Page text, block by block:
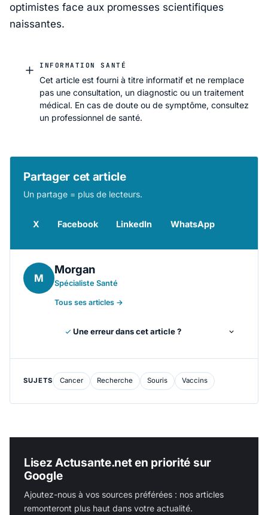
optimistes face aux promesses scientifiques
naissantes.
INFORMATION SANTÉ
Cet article est fourni à titre informatif et ne remplace
pas une consultation, un diagnostic ou un traitement
médical. En cas de doute ou de symptôme, consultez
un professionnel de santé.
Partager cet article
Un partage = plus de lecteurs.
X Facebook LinkedIn WhatsApp
M
Morgan
Spécialiste Santé
Tous ses articles →
Une erreur dans cet article ?
SUJETS Cancer Recherche Souris Vaccins
Lisez Actusante.net en priorité sur
Google
Ajoutez-nous à vos sources préférées : nos articles
remonteront plus haut dans votre actualité.